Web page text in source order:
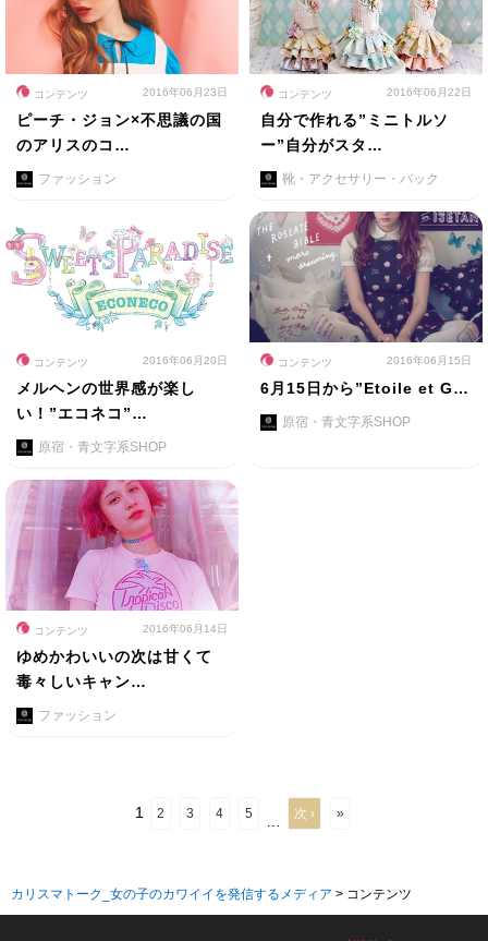
コンテンツ 2016年06月23日
ピーチ・ジョン×不思議の国
のアリスのコ…
ファッション
コンテンツ 2016年06月22日
自分で作れる”ミニトルソ
ー”自分がスタ…
靴・アクセサリー・バック
コンテンツ 2016年06月20日
メルヘンの世界感が楽し
い！”エコネコ”…
原宿・青文字系SHOP
コンテンツ 2016年06月15日
6月15日から”Etoile et G…
原宿・青文字系SHOP
コンテンツ 2016年06月14日
ゆめかわいいの次は甘くて
毒々しいキャン…
ファッション
1 2 3 4 5 次 › »
カリスマトーク_女の子のカワイイを発信するメディア > コンテンツ